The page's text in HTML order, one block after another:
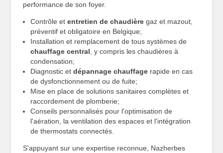
performance de son foyer.
Contrôle et entretien de chaudière gaz et mazout,
préventif et obligatoire en Belgique;
Installation et remplacement de tous systèmes de
chauffage central , y compris les chaudières à
condensation;
Diagnostic et dépannage chauffage rapide en cas
de dysfonctionnement ou de fuite;
Mise en place de solutions sanitaires complètes et
raccordement de plomberie;
Conseils personnalisés pour l'optimisation de
l'aération, la ventilation des espaces et l'intégration
de thermostats connectés.
S'appuyant sur une expertise reconnue, Nazherbes